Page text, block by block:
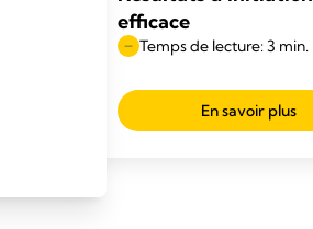
efficace
Temps de lecture: 3 min.
En savoir plus